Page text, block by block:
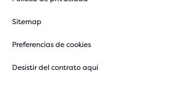
Sitemap
Preferencias de cookies
Desistir del contrato aquí